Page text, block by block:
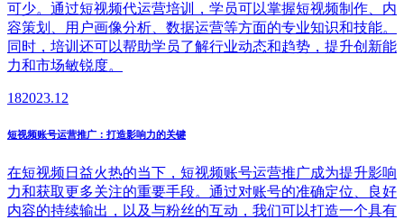
可少。通过短视频代运营培训，学员可以掌握短视频制作、内
容策划、用户画像分析、数据运营等方面的专业知识和技能。
同时，培训还可以帮助学员了解行业动态和趋势，提升创新能
力和市场敏锐度。
182023.12
短视频账号运营推广：打造影响力的关键
在短视频日益火热的当下，短视频账号运营推广成为提升影响
力和获取更多关注的重要手段。通过对账号的准确定位、良好
内容的持续输出，以及与粉丝的互动，我们可以打造一个具有